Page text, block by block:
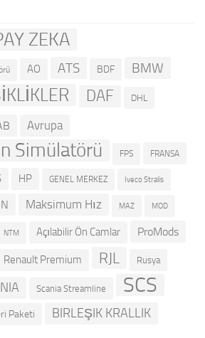
ZEKA
AO ATS BDF BMW
DAF DHL
Avrupa
Simülatörü FPS FRANSA
HP GENEL MERKEZ Iveco Stralis
Maksimum Hız MAZ MOD
NTM Açılabilir Ön Camlar ProMods
Renault Premium RJL Rusya
Scania Streamline SCS
Paketi BIRLEŞIK KRALLIK